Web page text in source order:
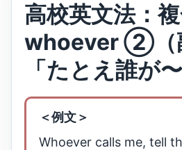
高校英文法：
whoever ②（
「たとえ誰が
＜例文＞
Whoever calls me, tell